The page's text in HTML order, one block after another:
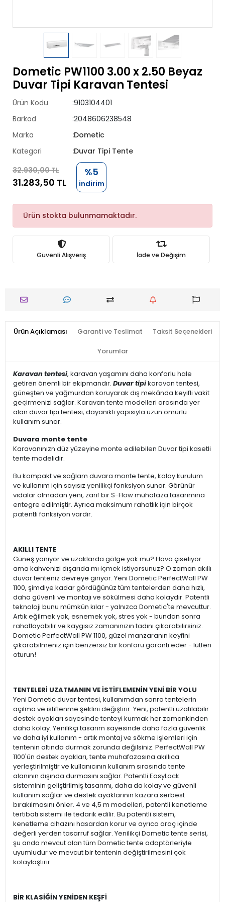
Dometic PW1100 3.00 x 2.50 Beyaz
Duvar Tipi Karavan Tentesi
Ürün Kodu
:9103104401
Barkod
:2048606238548
Marka
:Dometic
Kategori
:Duvar Tipi Tente
32.930,00 TL
31.283,50 TL
%5
indirim
Ürün stokta bulunmamaktadır.
Güvenli Alışveriş İade ve Değişim
Ürün Açıklaması Garanti ve Teslimat Taksit Seçenekleri
Yorumlar
Karavan tentesi, karavan yaşamını daha konforlu hale
getiren önemli bir ekipmandır. Duvar tipikaravan tentesi,
güneşten ve yağmurdan koruyarak dış mekânda keyifli vakit
geçirmenizi sağlar. Karavan tente modelleri arasında yer
alan duvar tipi tentesi, dayanıklı yapısıyla uzun ömürlü
kullanım sunar.
Duvara monte tente
Karavanınızn düz yüzeyine monte edilebilen Duvar tipi kasetli
tente modelidir.
Bu kompakt ve sağlam duvara monte tente, kolay kurulum
ve kullanım için sayısız yenilikçi fonksiyon sunar. Görünür
vidalar olmadan yeni, zarif bir S-Flow muhafaza tasarımına
entegre edilmiştir. Ayrıca maksimum rahatlık için birçok
patentli fonksiyon vardır.
AKILLI TENTE
Güneş yanıyor ve uzaklarda gölge yok mu? Hava çiseliyor
ama kahvenizi dışarıda mı içmek istiyorsunuz? O zaman akıllı
duvar tenteniz devreye giriyor. Yeni Dometic PerfectWall PW
1100, şimdiye kadar gördüğünüz tüm tentelerden daha hızlı,
daha güvenli ve montajı ve sökülmesi daha kolaydır. Patentli
teknoloji bunu mümkün kılar - yalnızca Dometic'te mevcuttur.
Artık eğilmek yok, esnemek yok, stres yok - bundan sonra
rahatlayabilir ve kaygısız zamanınızın tadını çıkarabilirsiniz.
Dometic PerfectWall PW 1100, güzel manzaranın keyfini
çıkarabilmeniz için benzersiz bir konforu garanti eder - lütfen
oturun!
TENTELERİ UZATMANIN VE İSTİFLEMENİN YENİ BİR YOLU
Yeni Dometic duvar tentesi, kullanımdan sonra tentelerin
açılma ve istiflenme şeklini değiştirir. Yeni, patentli uzatılabilir
destek ayakları sayesinde tenteyi kurmak her zamankinden
daha kolay. Yenilikçi tasarım sayesinde daha fazla güvenlik
ve daha iyi kullanım - artık montaj ve sökme işlemleri için
tentenin altında durmak zorunda değilsiniz. PerfectWall PW
1100'ün destek ayakları, tente muhafazasına akıllıca
yerleştirilmiştir ve kullanıcının kullanım sırasında tente
alanının dışında durmasını sağlar. Patentli EasyLock
sisteminin geliştirilmiş tasarımı, daha da kolay ve güvenli
kullanım sağlar ve destek ayaklarının kazara serbest
bırakılmasını önler. 4 ve 4,5 m modelleri, patentli kenetleme
tertibatı sistemi ile tedarik edilir. Bu patentli sistem,
kenetleme cihazını hasardan korur ve ayrıca araç içinde
değerli yerden tasarruf sağlar. Yenilikçi Dometic tente serisi,
şu anda mevcut olan tüm Dometic tente adaptörleriyle
uyumludur ve mevcut bir tentenin değiştirilmesini çok
kolaylaştırır.
BİR KLASİĞİN YENİDEN KEŞFİ